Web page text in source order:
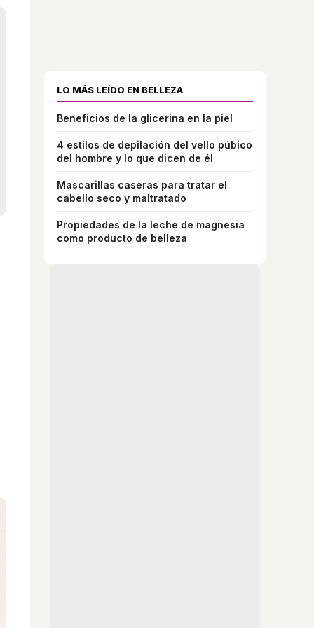
LO MÁS LEÍDO EN BELLEZA
Beneficios de la glicerina en la piel
4 estilos de depilación del vello púbico
del hombre y lo que dicen de él
Mascarillas caseras para tratar el
cabello seco y maltratado
Propiedades de la leche de magnesia
como producto de belleza